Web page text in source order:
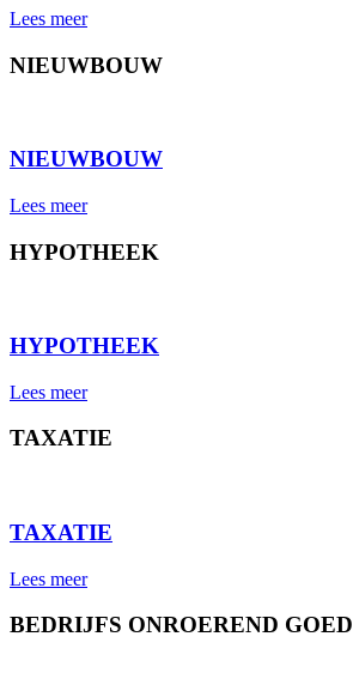
Lees meer
NIEUWBOUW
NIEUWBOUW
Lees meer
HYPOTHEEK
HYPOTHEEK
Lees meer
TAXATIE
TAXATIE
Lees meer
BEDRIJFS ONROEREND GOED